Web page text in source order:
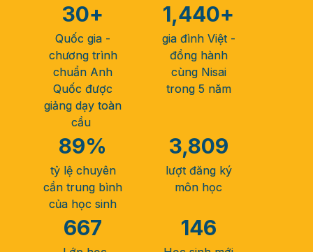
Quốc gia -
chương trình
chuẩn Anh
Quốc được
giảng dạy toàn
cầu ​
30+
gia đình Việt -
đồng hành
cùng Nisai
trong 5 năm
1,440+
tỷ lệ chuyên
cần trung bình
của học sinh
89%
lượt đăng ký
môn học
3,809
667 146